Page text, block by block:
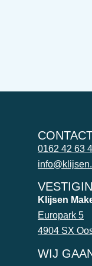
0162 42 63
Klijsen
Europark 5
4904 SX
WIJ